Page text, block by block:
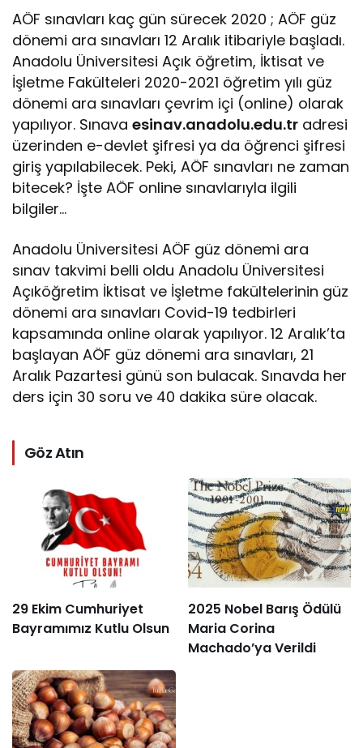
AÖF sınavları kaç gün sürecek 2020 ; AÖF güz
dönemi ara sınavları 12 Aralık itibariyle başladı.
Anadolu Üniversitesi Açık öğretim, İktisat ve
İşletme Fakülteleri 2020-2021 öğretim yılı güz
dönemi ara sınavları çevrim içi (online) olarak
yapılıyor. Sınavaesinav.anadolu.edu.tr adresi
üzerinden e-devlet şifresi ya da öğrenci şifresi
giriş yapılabilecek. Peki, AÖF sınavları ne zaman
bitecek? İşte AÖF online sınavlarıyla ilgili
bilgiler…
Anadolu Üniversitesi AÖF güz dönemi ara
sınav takvimi belli oldu Anadolu Üniversitesi
Açıköğretim İktisat ve İşletme fakültelerinin güz
dönemi ara sınavları Covid-19 tedbirleri
kapsamında online olarak yapılıyor. 12 Aralık’ta
başlayan AÖF güz dönemi ara sınavları, 21
Aralık Pazartesi günü son bulacak. Sınavda her
ders için 30 soru ve 40 dakika süre olacak.
Göz Atın
29 Ekim Cumhuriyet
Bayramımız Kutlu Olsun
2025 Nobel Barış Ödülü
Maria Corina
Machado’ya Verildi